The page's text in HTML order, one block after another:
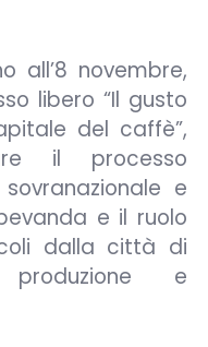
all’8 novembre,
libero “Il gusto
del caffè”,
il processo
e
e il ruolo
dalla città di
e